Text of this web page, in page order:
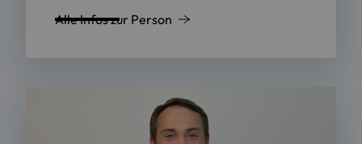
Alle Infos zur Person